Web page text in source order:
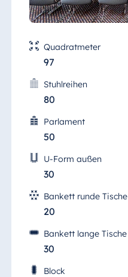
Quadratmeter
97
Stuhlreihen
80
Parlament
50
U-Form außen
30
Bankett runde Tische
20
Bankett lange Tische
30
Block